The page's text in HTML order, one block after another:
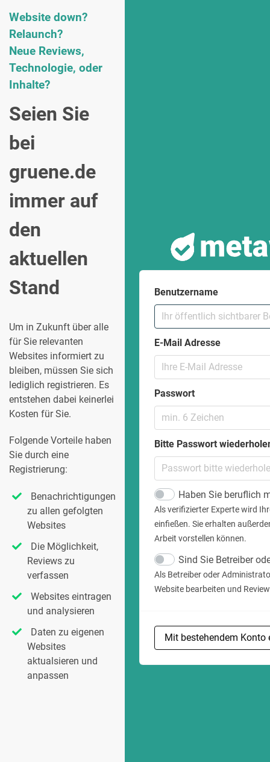
Website down?
Relaunch?
Neue Reviews,
Technologie, oder
Inhalte?
Seien Sie
bei
gruene.de
immer auf
den
aktuellen
Stand
Um in Zukunft über alle
für Sie relevanten
Websites informiert zu
bleiben, müssen Sie sich
lediglich registrieren. Es
entstehen dabei keinerlei
Kosten für Sie.
Folgende Vorteile haben
Sie durch eine
Registrierung:
Benachrichtigungen
zu allen gefolgten
Websites
Die Möglichkeit,
Reviews zu
verfassen
Websites eintragen
und analysieren
Daten zu eigenen
Websites
aktualsieren und
anpassen
Benutzername
E-Mail Adresse
Passwort
Bitte Passwort
Haben Sie beruflich
Als verifizierter Experte wird
einfießen. Sie erhalten
Arbeit vorstellen können.
Sind Sie Betreiber
Als Betreiber oder
Website bearbeiten und
Mit bestehendem Konto